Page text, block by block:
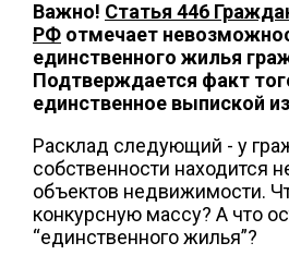
Важно! Статья 446
РФ отмечает
единственного жилья
Подтверждается факт
единственное выпиской
Расклад следующий - у
собственности находится
объектов недвижимости.
конкурсную массу? А что
“единственного жилья”?